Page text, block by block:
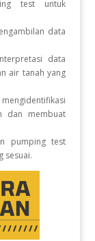
test untuk
data
data
air tanah yang
dan membuat
pumping test
sesuai.